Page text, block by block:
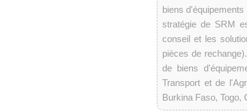
biens
stratégie de SRM
conseil et les
pièces de
de biens
Transport et de
Burkina Faso, Togo,